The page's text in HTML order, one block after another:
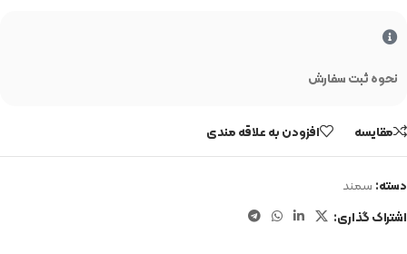
نحوه ثبت سفارش
مقایسه افزودن به علاقه مندی
دسته: سمند
اشتراک گذاری: